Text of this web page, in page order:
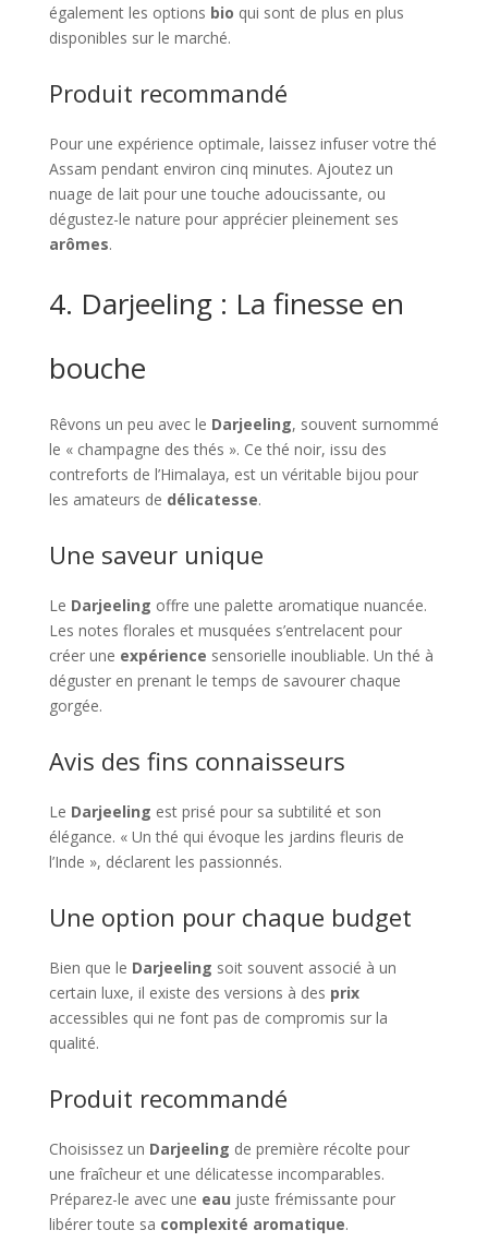
également les options bio qui sont de plus en plus
disponibles sur le marché.
Produit recommandé
Pour une expérience optimale, laissez infuser votre thé
Assam pendant environ cinq minutes. Ajoutez un
nuage de lait pour une touche adoucissante, ou
dégustez-le nature pour apprécier pleinement ses
arômes.
4. Darjeeling : La finesse en
bouche
Rêvons un peu avec le Darjeeling, souvent surnommé
le « champagne des thés ». Ce thé noir, issu des
contreforts de l’Himalaya, est un véritable bijou pour
les amateurs de délicatesse.
Une saveur unique
Le Darjeeling offre une palette aromatique nuancée.
Les notes florales et musquées s’entrelacent pour
créer une expérience sensorielle inoubliable. Un thé à
déguster en prenant le temps de savourer chaque
gorgée.
Avis des fins connaisseurs
Le Darjeeling est prisé pour sa subtilité et son
élégance. « Un thé qui évoque les jardins fleuris de
l’Inde », déclarent les passionnés.
Une option pour chaque budget
Bien que le Darjeeling soit souvent associé à un
certain luxe, il existe des versions à des prix
accessibles qui ne font pas de compromis sur la
qualité.
Produit recommandé
Choisissez un Darjeeling de première récolte pour
une fraîcheur et une délicatesse incomparables.
Préparez-le avec une eau juste frémissante pour
libérer toute sa complexité aromatique.